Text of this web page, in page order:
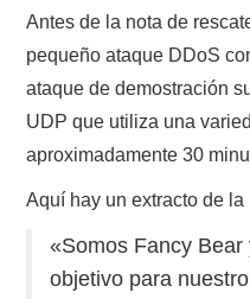
Antes de la nota de
pequeño ataque DDoS
ataque de demostración
UDP que utiliza una
aproximadamente 30
Aquí hay un extracto de la
«Somos Fancy
objetivo para